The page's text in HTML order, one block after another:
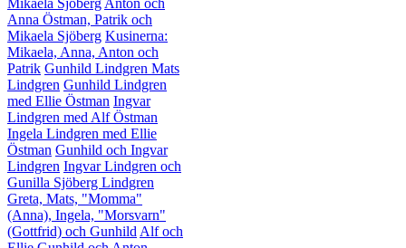
Mikaela Sjöberg Anton och
Anna Östman, Patrik och
Mikaela Sjöberg Kusinerna:
Mikaela, Anna, Anton och
Patrik Gunhild Lindgren Mats
Lindgren Gunhild Lindgren
med Ellie Östman Ingvar
Lindgren med Alf Östman
Ingela Lindgren med Ellie
Östman Gunhild och Ingvar
Lindgren Ingvar Lindgren och
Gunilla Sjöberg Lindgren
Greta, Mats, "Momma"
(Anna), Ingela, "Morsvarn"
(Gottfrid) och Gunhild Alf och